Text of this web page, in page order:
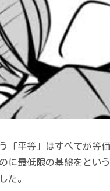
「平等」はすべてが等
に最低限の基盤をとい
た。